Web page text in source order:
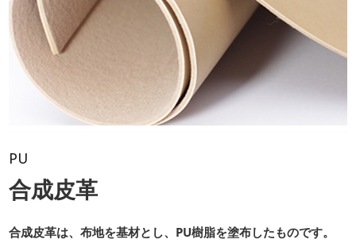
PU
合成皮革
合成皮革は、布地を基材とし、PU樹脂を塗布したものです。